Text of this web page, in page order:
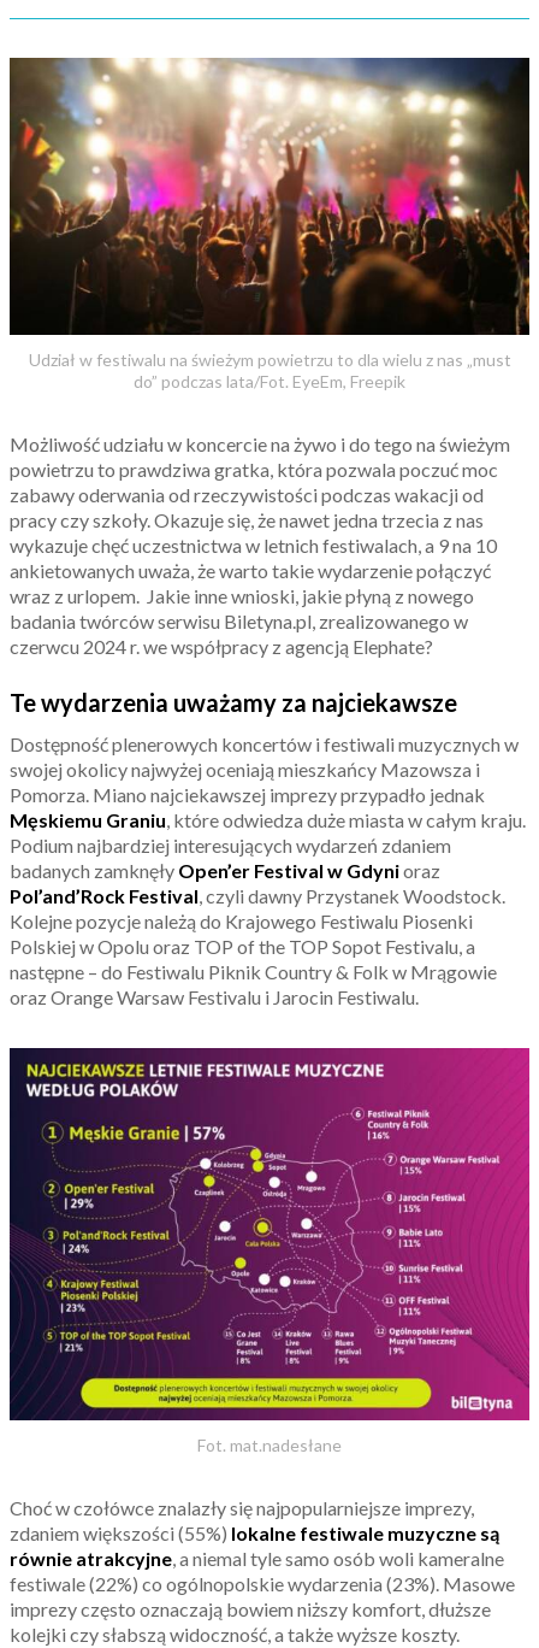
Udział w festiwalu na świeżym powietrzu to dla wielu z nas „must
do” podczas lata/Fot. EyeEm, Freepik
Możliwość udziału w koncercie na żywo i do tego na świeżym
powietrzu to prawdziwa gratka, która pozwala poczuć moc
zabawy oderwania od rzeczywistości podczas wakacji od
pracy czy szkoły. Okazuje się, że nawet jedna trzecia z nas
wykazuje chęć uczestnictwa w letnich festiwalach, a 9 na 10
ankietowanych uważa, że warto takie wydarzenie połączyć
wraz z urlopem. Jakie inne wnioski, jakie płyną z nowego
badania twórców serwisu Biletyna.pl, zrealizowanego w
czerwcu 2024 r. we współpracy z agencją Elephate?
Te wydarzenia uważamy za najciekawsze
Dostępność plenerowych koncertów i festiwali muzycznych w
swojej okolicy najwyżej oceniają mieszkańcy Mazowsza i
Pomorza. Miano najciekawszej imprezy przypadło jednak
Męskiemu Graniu, które odwiedza duże miasta w całym kraju.
Podium najbardziej interesujących wydarzeń zdaniem
badanych zamknęły Open’er Festival w Gdynioraz
Pol’and’Rock Festival, czyli dawny Przystanek Woodstock.
Kolejne pozycje należą do Krajowego Festiwalu Piosenki
Polskiej w Opolu oraz TOP of the TOP Sopot Festivalu, a
następne – do Festiwalu Piknik Country & Folk w Mrągowie
oraz Orange Warsaw Festivalu i Jarocin Festiwalu.
Fot. mat.nadesłane
Choć w czołówce znalazły się najpopularniejsze imprezy,
zdaniem większości (55%) lokalne festiwale muzyczne są
równie atrakcyjne, a niemal tyle samo osób woli kameralne
festiwale (22%) co ogólnopolskie wydarzenia (23%). Masowe
imprezy często oznaczają bowiem niższy komfort, dłuższe
kolejki czy słabszą widoczność, a także wyższe koszty.